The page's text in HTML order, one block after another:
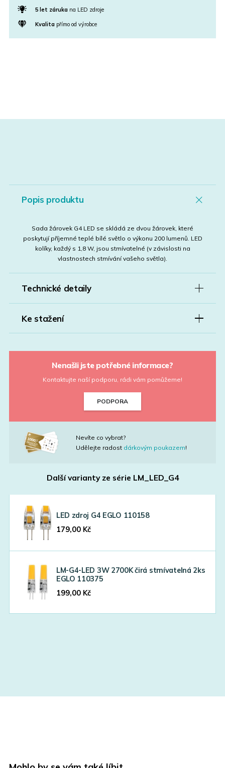
5 let zárukana LED zdroje
Kvalitapřímo od výrobce
Popis produktu
Sada žárovek G4 LED se skládá ze dvou žárovek, které
poskytují příjemné teplé bílé světlo o výkonu 200 lumenů. LED
kolíky, každý s 1,8 W, jsou stmívatelné (v závislosti na
vlastnostech stmívání vašeho světla).
Technické detaily
Ke stažení
Nenašli jste potřebné informace?
Kontaktujte naší podporu, rádi vám pomůžeme!
PODPORA
Nevíte co vybrat?
Udělejte radost dárkovým poukazem!
Další varianty ze série LM_LED_G4
LED zdroj G4 EGLO 110158
179,00 Kč
LM-G4-LED 3W 2700K čirá stmívatelná 2ks
EGLO 110375
199,00 Kč